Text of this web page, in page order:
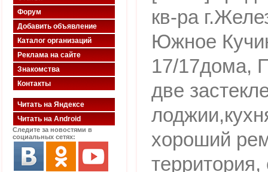
Форум
Добавить объявление
Каталог организаций
Реклама на сайте
Знакомства
Контакты
Читать на Яндексе
Читать на Android
Следите за новостями в
социальных сетях:
кв-ра
Южное
17/17дома,
две
хороший